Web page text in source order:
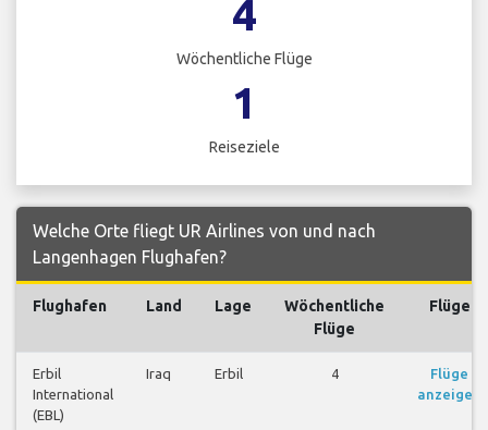
4
Wöchentliche Flüge
1
Reiseziele
Welche Orte fliegt UR Airlines von und nach
Langenhagen Flughafen?
Flughafen Land Lage
Wöchentliche
Flüge
Flüge
Erbil
International
(EBL)
Iraq Erbil 4
Flüge
anzeigen